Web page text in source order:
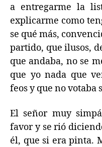
a entregarme la
explicarme como
se qué más,
partido, que ilusos,
que andaba, no se
que yo nada que
feos y que no votaba
El señor muy
favor y se rió
él, que si era pinta.